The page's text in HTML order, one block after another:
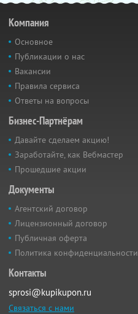
Компания
Основное
Публикации о нас
Вакансии
Правила сервиса
Ответы на вопросы
Бизнес-Партнёрам
Давайте сделаем акцию!
Заработайте, как Вебмастер
Прошедшие акции
Документы
Агентский договор
Лицензионный договор
Публичная оферта
Политика конфиденциальности
Контакты
sprosi@kupikupon.ru
Связаться с нами